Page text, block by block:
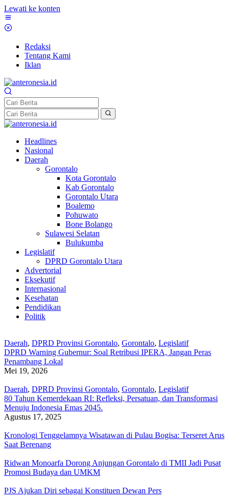
Lewati ke konten
Redaksi
Tentang Kami
Iklan
Headlines
Nasional
Daerah
Gorontalo
Kota Gorontalo
Kab Gorontalo
Gorontalo Utara
Boalemo
Pohuwato
Bone Bolango
Sulawesi Selatan
Bulukumba
Legislatif
DPRD Gorontalo Utara
Advertorial
Eksekutif
Internasional
Kesehatan
Pendidikan
Politik
Daerah, DPRD Provinsi Gorontalo, Gorontalo, Legislatif
DPRD Warning Gubernur: Soal Retribusi IPERA, Jangan Peras
Penambang Lokal
Mei 19, 2026
Daerah, DPRD Provinsi Gorontalo, Gorontalo, Legislatif
80 Tahun Kemerdekaan RI: Refleksi, Persatuan, dan Transformasi
Menuju Indonesia Emas 2045.
Agustus 17, 2025
Kronologi Tenggelamnya Wisatawan di Pulau Bogisa: Terseret Arus
Saat Berenang
Ridwan Monoarfa Dorong Anjungan Gorontalo di TMII Jadi Pusat
Promosi Budaya dan UMKM
PJS Ajukan Diri sebagai Konstituen Dewan Pers